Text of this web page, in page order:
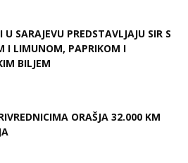
U SARAJEVU PREDSTAVLJAJU SIR S
I LIMUNOM, PAPRIKOM I
BILJEM
ORAŠJA 32.000 KM